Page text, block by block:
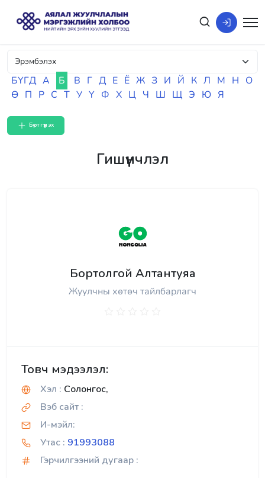
БҮГД А Б В Г Д Е Ё Ж З И Й К Л М Н О
Ө П Р С Т У Ү Ф Х Ц Ч Ш Щ Э Ю Я
Бүртгүүлэх
Гишүүнчлэл
Бортолгой Алтантуяа
Жуулчны хөтөч тайлбарлагч
Товч мэдээлэл:
Хэл : Солонгос,
Вэб сайт :
И-мэйл:
Утас : 91993088
Гэрчилгээний дугаар :